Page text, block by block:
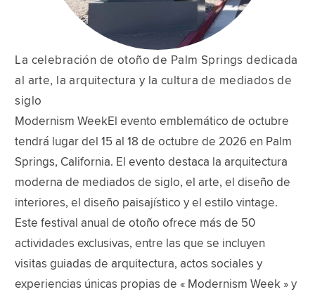
La celebración de otoño de Palm Springs dedicada
al arte, la arquitectura y la cultura de mediados de
siglo
Modernism WeekEl evento emblemático de octubre
tendrá lugar del 15 al 18 de octubre de 2026 en Palm
Springs, California. El evento destaca la arquitectura
moderna de mediados de siglo, el arte, el diseño de
interiores, el diseño paisajístico y el estilo vintage.
Este festival anual de otoño ofrece más de 50
actividades exclusivas, entre las que se incluyen
visitas guiadas de arquitectura, actos sociales y
experiencias únicas propias de « Modernism Week » y